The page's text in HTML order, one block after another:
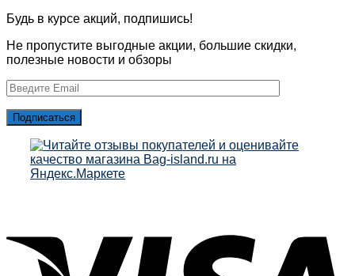
Будь в курсе акций, подпишись!
Не пропустите выгодные акции, большие скидки,
полезные новости и обзоры